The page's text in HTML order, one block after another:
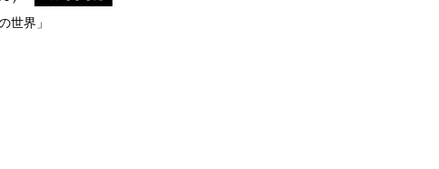
れど、やはりこの本の中にいるのは、あな
世界」